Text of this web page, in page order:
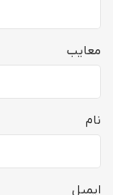
معایب
نام
ایمیل